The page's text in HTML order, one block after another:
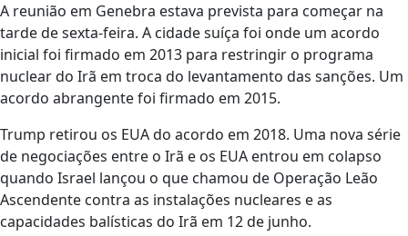
A reunião em Genebra estava prevista para começar na
tarde de sexta-feira. A cidade suíça foi onde um acordo
inicial foi firmado em 2013 para restringir o programa
nuclear do Irã em troca do levantamento das sanções. Um
acordo abrangente foi firmado em 2015.
Trump retirou os EUA do acordo em 2018. Uma nova série
de negociações entre o Irã e os EUA entrou em colapso
quando Israel lançou o que chamou de Operação Leão
Ascendente contra as instalações nucleares e as
capacidades balísticas do Irã em 12 de junho.